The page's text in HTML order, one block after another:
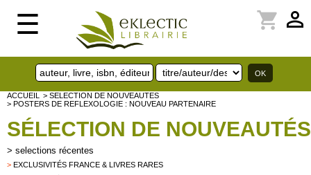
☰ perm_identity
shopping_cart
ACCUEIL
> SELECTION DE NOUVEAUTES
> POSTERS DE REFLEXOLOGIE : NOUVEAU PARTENAIRE
SÉLECTION DE NOUVEAUTÉS
> selections récentes
> EXCLUSIVITÉS FRANCE & LIVRES RARES